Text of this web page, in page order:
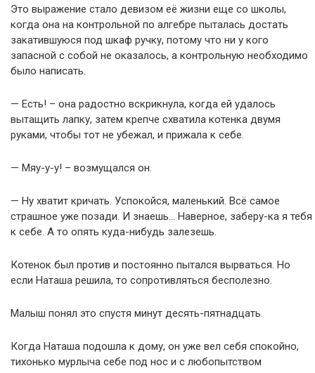
Это выражение стало девизом её жизни еще со школы,
когда она на контрольной по алгебре пыталась достать
закатившуюся под шкаф ручку, потому что ни у кого
запасной с собой не оказалось, а контрольную необходимо
было написать.
— Есть! – она радостно вскрикнула, когда ей удалось
вытащить лапку, затем крепче схватила котенка двумя
руками, чтобы тот не убежал, и прижала к себе.
— Мяу-у-у! – возмущался он.
— Ну хватит кричать. Успокойся, маленький. Всё самое
страшное уже позади. И знаешь… Наверное, заберу-ка я тебя
к себе. А то опять куда-нибудь залезешь.
Котенок был против и постоянно пытался вырваться. Но
если Наташа решила, то сопротивляться бесполезно.
Малыш понял это спустя минут десять-пятнадцать.
Когда Наташа подошла к дому, он уже вел себя спокойно,
тихонько мурлыча себе под нос и с любопытством